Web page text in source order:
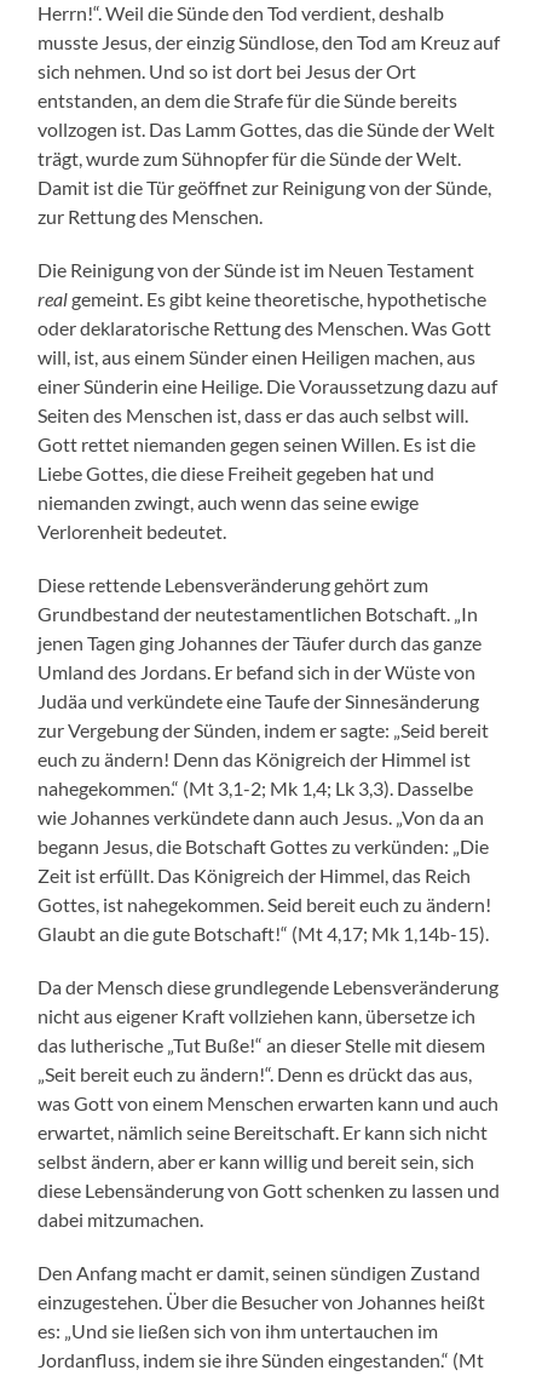
Herrn!“. Weil die Sünde den Tod verdient, deshalb
musste Jesus, der einzig Sündlose, den Tod am Kreuz auf
sich nehmen. Und so ist dort bei Jesus der Ort
entstanden, an dem die Strafe für die Sünde bereits
vollzogen ist. Das Lamm Gottes, das die Sünde der Welt
trägt, wurde zum Sühnopfer für die Sünde der Welt.
Damit ist die Tür geöffnet zur Reinigung von der Sünde,
zur Rettung des Menschen.
Die Reinigung von der Sünde ist im Neuen Testament
realgemeint. Es gibt keine theoretische, hypothetische
oder deklaratorische Rettung des Menschen. Was Gott
will, ist, aus einem Sünder einen Heiligen machen, aus
einer Sünderin eine Heilige. Die Voraussetzung dazu auf
Seiten des Menschen ist, dass er das auch selbst will.
Gott rettet niemanden gegen seinen Willen. Es ist die
Liebe Gottes, die diese Freiheit gegeben hat und
niemanden zwingt, auch wenn das seine ewige
Verlorenheit bedeutet.
Diese rettende Lebensveränderung gehört zum
Grundbestand der neutestamentlichen Botschaft. „In
jenen Tagen ging Johannes der Täufer durch das ganze
Umland des Jordans. Er befand sich in der Wüste von
Judäa und verkündete eine Taufe der Sinnesänderung
zur Vergebung der Sünden, indem er sagte: „Seid bereit
euch zu ändern! Denn das Königreich der Himmel ist
nahegekommen.“ (Mt 3,1-2; Mk 1,4; Lk 3,3). Dasselbe
wie Johannes verkündete dann auch Jesus. „Von da an
begann Jesus, die Botschaft Gottes zu verkünden: „Die
Zeit ist erfüllt. Das Königreich der Himmel, das Reich
Gottes, ist nahegekommen. Seid bereit euch zu ändern!
Glaubt an die gute Botschaft!“ (Mt 4,17; Mk 1,14b-15).
Da der Mensch diese grundlegende Lebensveränderung
nicht aus eigener Kraft vollziehen kann, übersetze ich
das lutherische „Tut Buße!“ an dieser Stelle mit diesem
„Seit bereit euch zu ändern!“. Denn es drückt das aus,
was Gott von einem Menschen erwarten kann und auch
erwartet, nämlich seine Bereitschaft. Er kann sich nicht
selbst ändern, aber er kann willig und bereit sein, sich
diese Lebensänderung von Gott schenken zu lassen und
dabei mitzumachen.
Den Anfang macht er damit, seinen sündigen Zustand
einzugestehen. Über die Besucher von Johannes heißt
es: „Und sie ließen sich von ihm untertauchen im
Jordanfluss, indem sie ihre Sünden eingestanden.“ (Mt